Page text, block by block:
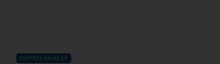
EMPRESARIALES